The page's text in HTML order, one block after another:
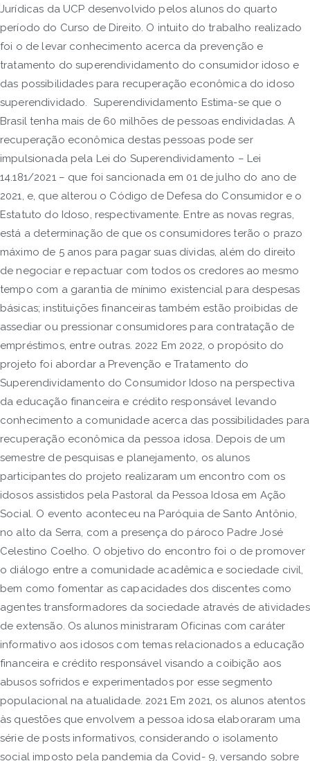
Jurídicas da UCP desenvolvido pelos alunos do quarto
período do Curso de Direito. O intuito do trabalho realizado
foi o de levar conhecimento acerca da prevenção e
tratamento do superendividamento do consumidor idoso e
das possibilidades para recuperação econômica do idoso
superendividado. Superendividamento Estima-se que o
Brasil tenha mais de 60 milhões de pessoas endividadas. A
recuperação econômica destas pessoas pode ser
impulsionada pela Lei do Superendividamento – Lei
14.181/2021 – que foi sancionada em 01 de julho do ano de
2021, e, que alterou o Código de Defesa do Consumidor e o
Estatuto do Idoso, respectivamente. Entre as novas regras,
está a determinação de que os consumidores terão o prazo
máximo de 5 anos para pagar suas dívidas, além do direito
de negociar e repactuar com todos os credores ao mesmo
tempo com a garantia de mínimo existencial para despesas
básicas; instituições financeiras também estão proibidas de
assediar ou pressionar consumidores para contratação de
empréstimos, entre outras. 2022 Em 2022, o propósito do
projeto foi abordar a Prevenção e Tratamento do
Superendividamento do Consumidor Idoso na perspectiva
da educação financeira e crédito responsável levando
conhecimento a comunidade acerca das possibilidades para
recuperação econômica da pessoa idosa. Depois de um
semestre de pesquisas e planejamento, os alunos
participantes do projeto realizaram um encontro com os
idosos assistidos pela Pastoral da Pessoa Idosa em Ação
Social. O evento aconteceu na Paróquia de Santo Antônio,
no alto da Serra, com a presença do pároco Padre José
Celestino Coelho. O objetivo do encontro foi o de promover
o diálogo entre a comunidade acadêmica e sociedade civil,
bem como fomentar as capacidades dos discentes como
agentes transformadores da sociedade através de atividades
de extensão. Os alunos ministraram Oficinas com caráter
informativo aos idosos com temas relacionados a educação
financeira e crédito responsável visando a coibição aos
abusos sofridos e experimentados por esse segmento
populacional na atualidade. 2021 Em 2021, os alunos atentos
às questões que envolvem a pessoa idosa elaboraram uma
série de posts informativos, considerando o isolamento
social imposto pela pandemia da Covid- 9, versando sobre